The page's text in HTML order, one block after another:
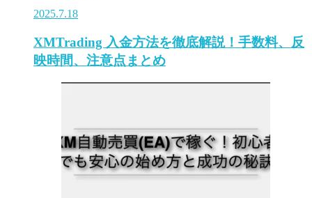
2025.7.18
XMTrading 入金方法を徹底解説！手数料、反
映時間、注意点まとめ